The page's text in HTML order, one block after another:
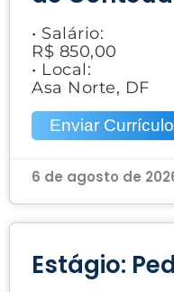
• Salário:
R$ 850,00
• Local:
Asa Norte, DF
Enviar
6 de agosto de
Estágio: